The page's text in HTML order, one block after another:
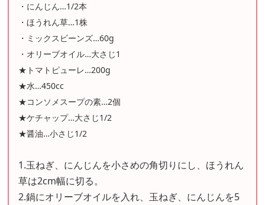
・にんじん…1/2本
・ほうれん草…1株
・ミックスビーンズ…60g
・オリーブオイル…大さじ1
★トマトピューレ…200g
★水…450cc
★コンソメスープの素…2個
★ケチャップ…大さじ1/2
★醤油…小さじ1/2
1.玉ねぎ、にんじんを小さめの角切りにし、ほうれん
草は2cm幅に切る。
2.鍋にオリーブオイルを入れ、玉ねぎ、にんじんを5